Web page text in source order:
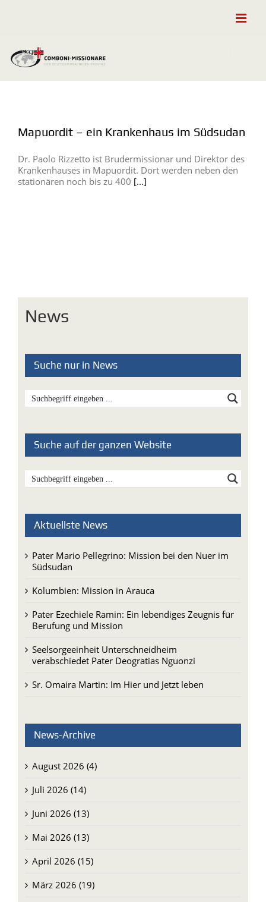
Mapuordit – ein Krankenhaus im Südsudan
Dr. Paolo Rizzetto ist Brudermissionar und Direktor des
Krankenhauses in Mapuordit. Dort werden neben den
stationären noch bis zu 400 [...]
News
Suche nur in News
Suche auf der ganzen Website
Aktuellste News
Pater Mario Pellegrino: Mission bei den Nuer im
Südsudan
Kolumbien: Mission in Arauca
Pater Ezechiele Ramin: Ein lebendiges Zeugnis für
Berufung und Mission
Seelsorgeeinheit Unterschneidheim
verabschiedet Pater Deogratias Nguonzi
Sr. Omaira Martin: Im Hier und Jetzt leben
News-Archive
August 2026 (4)
Juli 2026 (14)
Juni 2026 (13)
Mai 2026 (13)
April 2026 (15)
März 2026 (19)